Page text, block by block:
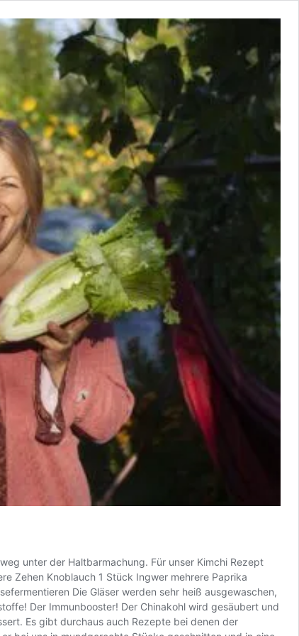
unter der Haltbarmachung. Für unser Kimchi Rezept
Zehen Knoblauch 1 Stück Ingwer mehrere Paprika
Die Gläser werden sehr heiß ausgewaschen,
Der Immunbooster! Der Chinakohl wird gesäubert und
Es gibt durchaus auch Rezepte bei denen der